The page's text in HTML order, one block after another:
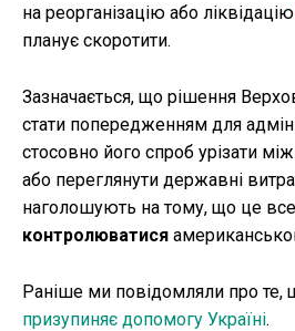
на реорганізацію або ліквідацію
планує скоротити.
Зазначається, що рішення
стати попередженням для
стосовно його спроб урізати
або переглянути державні
наголошують на тому, що це
контролюватися
Раніше ми повідомляли про те,
призупиняє допомогу Україні.